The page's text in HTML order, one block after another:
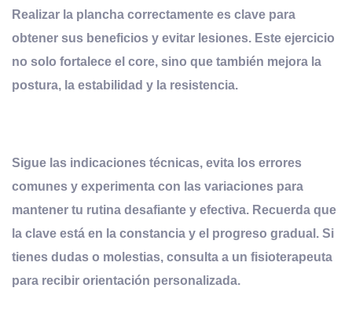
Realizar la plancha correctamente es clave para
obtener sus beneficios y evitar lesiones. Este ejercicio
no solo fortalece el core, sino que también mejora la
postura, la estabilidad y la resistencia.
Sigue las indicaciones técnicas, evita los errores
comunes y experimenta con las variaciones para
mantener tu rutina desafiante y efectiva. Recuerda que
la clave está en la constancia y el progreso gradual. Si
tienes dudas o molestias, consulta a un fisioterapeuta
para recibir orientación personalizada.